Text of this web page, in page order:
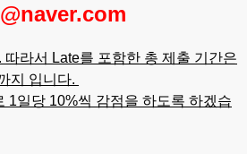
따라서 Late를 포함한 총 제출 기간은
지 입니다.
1일당 10%씩 감점을 하도록 하겠습